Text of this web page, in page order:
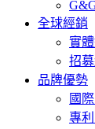
全球經銷
實
招
品牌優勢
國
專